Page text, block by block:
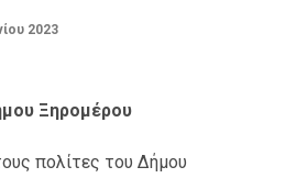
2023
Ξηρομέρου
πολίτες του Δήμου